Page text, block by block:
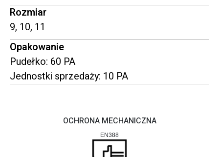
OCHRONA MECHANICZNA
EN388
Rozmiar
9, 10, 11
Opakowanie
Pudełko: 60 PA
Jednostki sprzedaży: 10 PA